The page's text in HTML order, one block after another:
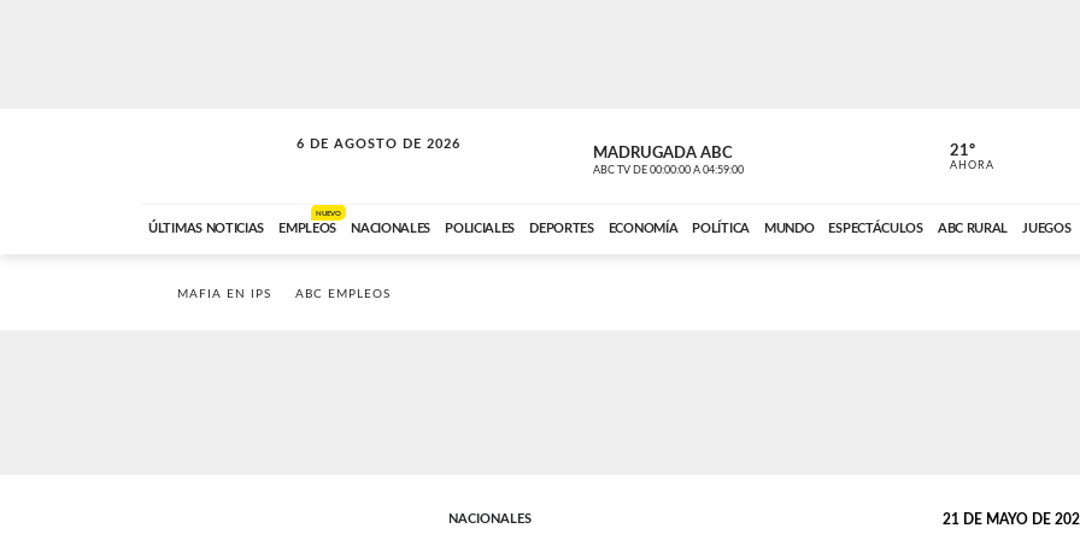
6 DE AGOSTO DE 2026
SOLO MÚSICA MADRUGADA ABC
ABC TV DE 00:00:00 A 04:59:00 ABC CARDINAL
21º
AHORA
ÚLTIMAS NOTICIAS EMPLEOS
NUEVO
NACIONALES POLICIALES DEPORTES ECONOMÍA POLÍTICA MUNDO ESPECTÁCULOS ABC RURAL JUEGOS
MAFIA EN IPS ABC EMPLEOS
NACIONALES 21 DE MAYO DE